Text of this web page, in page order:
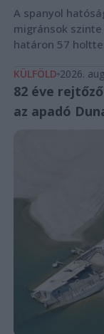
A spanyol
migránsok
határon 57
KÜLFÖLD 2026.
82 éve
az apadó